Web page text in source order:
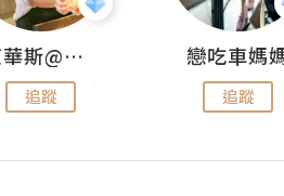
艾華斯@鄭大小姐工房
追蹤
戀吃車媽
追蹤